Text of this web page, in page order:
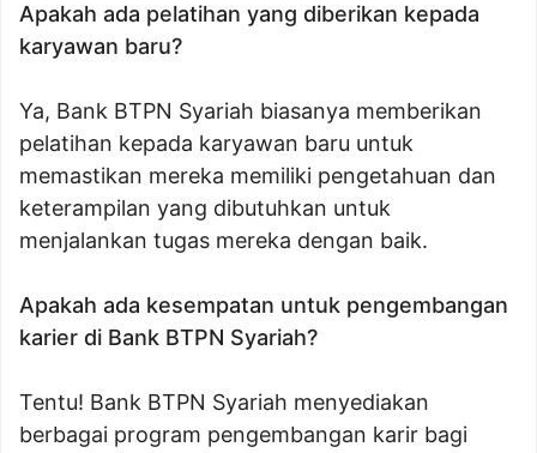
Apakah ada pelatihan yang diberikan kepada
karyawan baru?
Ya, Bank BTPN Syariah biasanya memberikan
pelatihan kepada karyawan baru untuk
memastikan mereka memiliki pengetahuan dan
keterampilan yang dibutuhkan untuk
menjalankan tugas mereka dengan baik.
Apakah ada kesempatan untuk pengembangan
karier di Bank BTPN Syariah?
Tentu! Bank BTPN Syariah menyediakan
berbagai program pengembangan karir bagi